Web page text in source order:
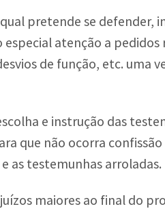
pretende se defender,
atenção a pedidos
de função, etc. uma
e instrução das
que não ocorra
as testemunhas arroladas.
maiores ao final do